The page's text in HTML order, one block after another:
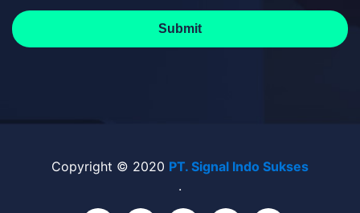
Submit
Copyright © 2020 PT. Signal Indo Sukses
.